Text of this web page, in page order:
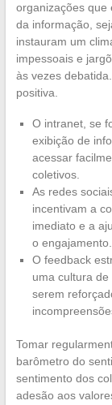
organizações que
da informação,
instauram um
impessoais e
às vezes
positiva.
O intranet, se
exibição de
acessar
coletivos.
As redes
incentivam a
imediato e a
o engajamento.
O feedback
uma cultura
serem
Tomar
barômetro do
sentimento dos
adesão aos